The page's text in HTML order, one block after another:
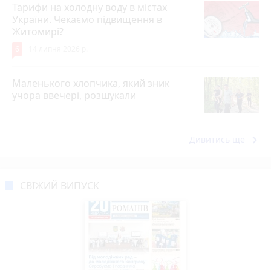
Тарифи на холодну воду в містах
України. Чекаємо підвищення в
Житомирі?
Маленького хлопчика, який зник
учора ввечері, розшукали